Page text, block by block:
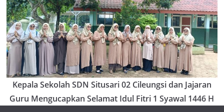
Kepala Sekolah SDN Situsari 02 Cileungsi dan Jajaran
Guru Mengucapkan Selamat Idul Fitri 1 Syawal 1446 H